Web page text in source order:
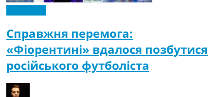
Справжня перемога:
«Фіорентині» вдалося позбутися
російського футболіста